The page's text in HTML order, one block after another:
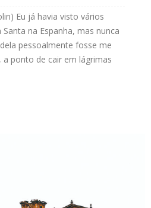
Eu já havia visto vários
na Espanha, mas nunca
pessoalmente fosse me
ponto de cair em lágrimas